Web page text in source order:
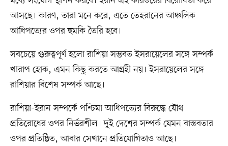
আসছে। কারণ, তারা মনে করে, এতে তেহরানের আঞ্চলিক
আধিপত্যের ওপর হুমকি তৈরি হবে।
সবচেয়ে গুরুত্বপূর্ণ হলো রাশিয়া সম্ভবত ইসরায়েলের সঙ্গে সম্পর্ক
খারাপ হোক, এমন কিছু করতে আগ্রহী নয়। ইসরায়েলের সঙ্গে
রাশিয়ার বিশেষ সম্পর্ক আছে।
রাশিয়া-ইরান সম্পর্কে পশ্চিমা আধিপত্যের বিরুদ্ধে যৌথ
প্রতিরোধের ওপর নির্ভরশীল। দুই দেশের সম্পর্ক যেমন বাস্তবতার
ওপর প্রতিষ্ঠিত, আবার সেখানে প্রতিযোগিতাও আছে।